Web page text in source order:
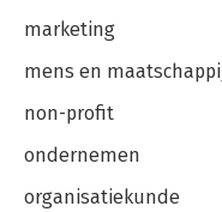
marketing
mens en
non-profit
ondernemen
organisatiekunde